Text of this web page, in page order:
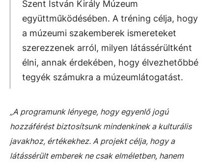
Szent István Király Múzeum
együttműködésében. A tréning célja, hogy
a múzeumi szakemberek ismereteket
szerezzenek arról, milyen látássérültként
élni, annak érdekében, hogy élvezhetőbbé
tegyék számukra a múzeumlátogatást.
„A programunk lényege, hogy egyenlő jogú
hozzáférést biztosítsunk mindenkinek a kulturális
javakhoz, értékekhez. A projekt célja, hogy a
látássérült emberek ne csak elméletben, hanem